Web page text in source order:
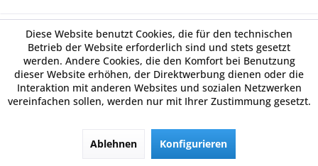
Derbystar
Diese Website benutzt Cookies, die für den technischen
Betrieb der Website erforderlich sind und stets gesetzt
werden. Andere Cookies, die den Komfort bei Benutzung
dieser Website erhöhen, der Direktwerbung dienen oder die
Interaktion mit anderen Websites und sozialen Netzwerken
vereinfachen sollen, werden nur mit Ihrer Zustimmung gesetzt.
Ablehnen Konfigurieren